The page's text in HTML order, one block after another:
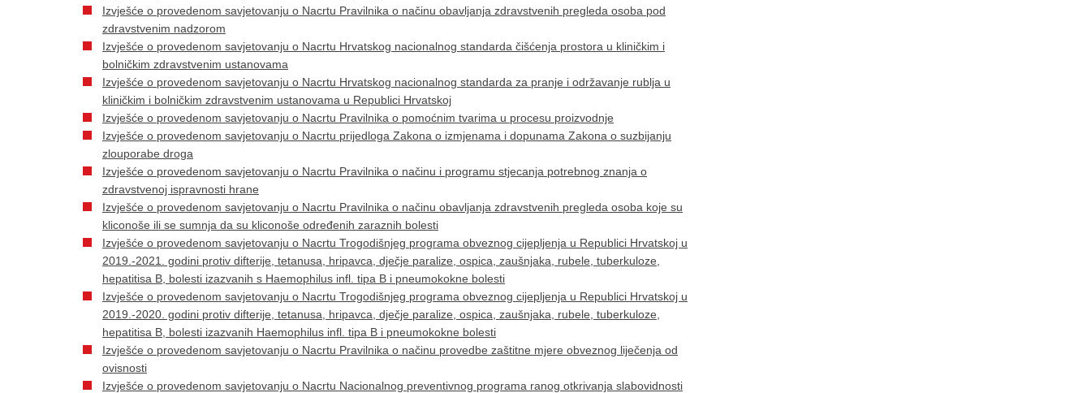
Izvješće o provedenom savjetovanju o Nacrtu Pravilnika o načinu obavljanja zdravstvenih pregleda osoba pod
zdravstvenim nadzorom
Izvješće o provedenom savjetovanju o Nacrtu Hrvatskog nacionalnog standarda čišćenja prostora u kliničkim i
bolničkim zdravstvenim ustanovama
Izvješće o provedenom savjetovanju o Nacrtu Hrvatskog nacionalnog standarda za pranje i održavanje rublja u
kliničkim i bolničkim zdravstvenim ustanovama u Republici Hrvatskoj
Izvješće o provedenom savjetovanju o Nacrtu Pravilnika o pomoćnim tvarima u procesu proizvodnje
Izvješće o provedenom savjetovanju o Nacrtu prijedloga Zakona o izmjenama i dopunama Zakona o suzbijanju
zlouporabe droga
Izvješće o provedenom savjetovanju o Nacrtu Pravilnika o načinu i programu stjecanja potrebnog znanja o
zdravstvenoj ispravnosti hrane
Izvješće o provedenom savjetovanju o Nacrtu Pravilnika o načinu obavljanja zdravstvenih pregleda osoba koje su
kliconoše ili se sumnja da su kliconoše određenih zaraznih bolesti
Izvješće o provedenom savjetovanju o Nacrtu Trogodišnjeg programa obveznog cijepljenja u Republici Hrvatskoj u
2019.-2021. godini protiv difterije, tetanusa, hripavca, dječje paralize, ospica, zaušnjaka, rubele, tuberkuloze,
hepatitisa B, bolesti izazvanih s Haemophilus infl. tipa B i pneumokokne bolesti
Izvješće o provedenom savjetovanju o Nacrtu Trogodišnjeg programa obveznog cijepljenja u Republici Hrvatskoj u
2019.-2020. godini protiv difterije, tetanusa, hripavca, dječje paralize, ospica, zaušnjaka, rubele, tuberkuloze,
hepatitisa B, bolesti izazvanih Haemophilus infl. tipa B i pneumokokne bolesti
Izvješće o provedenom savjetovanju o Nacrtu Pravilnika o načinu provedbe zaštitne mjere obveznog liječenja od
ovisnosti
Izvješće o provedenom savjetovanju o Nacrtu Nacionalnog preventivnog programa ranog otkrivanja slabovidnosti